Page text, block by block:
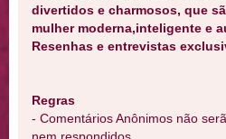
divertidos e charmosos, que
mulher moderna,inteligente e
Resenhas e entrevistas
Regras
- Comentários Anônimos não
nem respondidos.